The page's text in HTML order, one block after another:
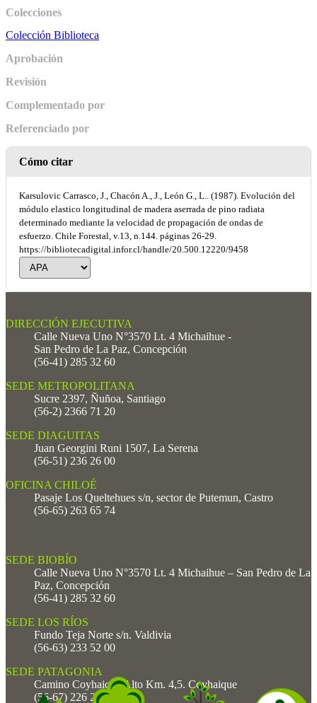
Colecciones
Colección Biblioteca
Aprobación
Revisión
Complementado por
Referenciado por
Cómo citar
Karsulovic Carrasco, J., Chacón A., J., León G., L.. (1987). Evolución del
módulo elastico longitudinal de madera aserrada de pino radiata
determinado mediante la velocidad de propagación de ondas de
esfuerzo. Chile Forestal, v.13, n.144. páginas 26-29.
https://bibliotecadigital.infor.cl/handle/20.500.12220/9458
DIRECCIÓN EJECUTIVA
Calle Nueva Uno N°3570 Lt. 4 Michaihue -
San Pedro de La Paz, Concepción
(56-41) 285 32 60
SEDE METROPOLITANA
Sucre 2397, Ñuñoa, Santiago
(56-2) 2366 71 20
SEDE DIAGUITAS
Juan Georgini Runi 1507, La Serena
(56-51) 236 26 00
OFICINA CHILOÉ
Pasaje Los Queltehues s/n, sector de Putemun, Castro
(56-65) 263 65 74
SEDE BIOBÍO
Calle Nueva Uno N°3570 Lt. 4 Michaihue – San Pedro de La
Paz, Concepción
(56-41) 285 32 60
SEDE LOS RÍOS
Fundo Teja Norte s/n. Valdivia
(56-63) 233 52 00
SEDE PATAGONIA
Camino Coyhaique Alto Km. 4,5. Coyhaique
(56-67) 226 25 00